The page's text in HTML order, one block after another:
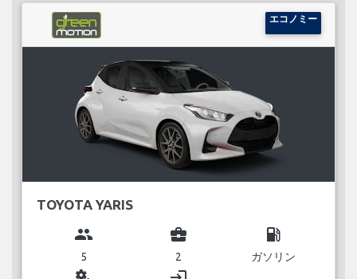
エコノミー
TOYOTA YARIS
group
5
business_center
2
local_gas_station
ガソリン